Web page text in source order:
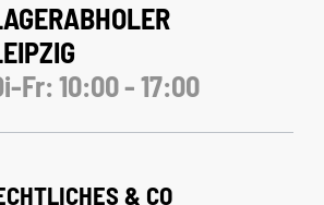
Fr: 10:00 - 17:00
& CO